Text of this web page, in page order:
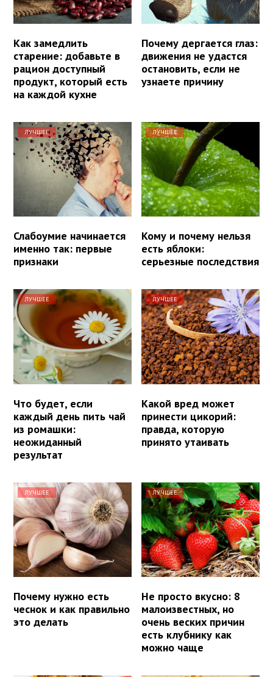
Как замедлить
старение: добавьте в
рацион доступный
продукт, который есть
на каждой кухне
Почему дергается глаз:
движения не удастся
остановить, если не
узнаете причину
ЛУЧШЕЕ
Слабоумие начинается
именно так: первые
признаки
ЛУЧШЕЕ
Кому и почему нельзя
есть яблоки:
серьезные последствия
ЛУЧШЕЕ
Что будет, если
каждый день пить чай
из ромашки:
неожиданный
результат
ЛУЧШЕЕ
Какой вред может
принести цикорий:
правда, которую
принято утаивать
ЛУЧШЕЕ
Почему нужно есть
чеснок и как правильно
это делать
ЛУЧШЕЕ
Не просто вкусно: 8
малоизвестных, но
очень веских причин
есть клубнику как
можно чаще